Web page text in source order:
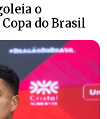
o
do Brasil